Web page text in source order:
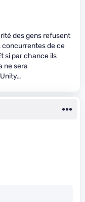
des gens refusent
concurrentes de ce
si par chance ils
ne sera